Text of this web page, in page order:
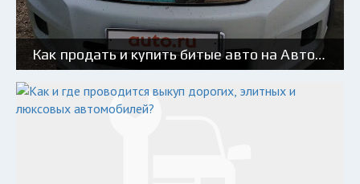
Как продать и купить битые авто на Авто.ру: советы и риски